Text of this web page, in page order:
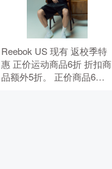
Reebok US 现有 返校季特
惠 正价运动商品6折 折扣商
品额外5折。 正价商品6